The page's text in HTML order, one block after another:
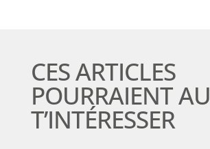
CES ARTICLES
POURRAIENT
T’INTÉRESSER